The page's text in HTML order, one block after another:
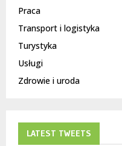
Praca
Transport i logistyka
Turystyka
Usługi
Zdrowie i uroda
LATEST TWEETS